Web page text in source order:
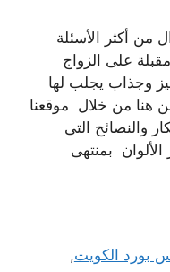
من أكثر الأسئلة
على الزواج
وجذاب يجلب لها
هنا من خلال موقعنا
والنصائح التى
بمنتهى
بورد الكويت,